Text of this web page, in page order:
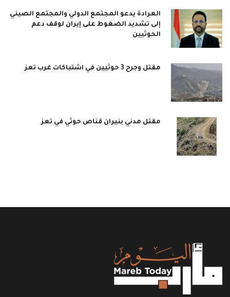
العرادة يدعو المجتمع الدولي والمجتمع الصيني
إلى تشديد الضغوط على إيران لوقف دعم
الحوثيين
مقتل وجرح 3 حوثيين في اشتباكات غرب تعز
مقتل مدني بنيران قناص حوثي في تعز